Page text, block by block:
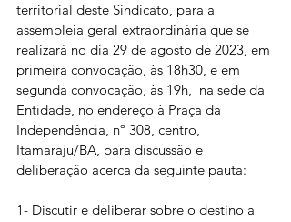
territorial deste Sindicato, para a
assembleia geral extraordinária que se
realizará no dia 29 de agosto de 2023, em
primeira convocação, às 18h30, e em
segunda convocação, às 19h,  na sede da
Entidade, no endereço à Praça da
Independência, nº 308, centro,
Itamaraju/BA, para discussão e
deliberação acerca da seguinte pauta:
1- Discutir e deliberar sobre o destino a